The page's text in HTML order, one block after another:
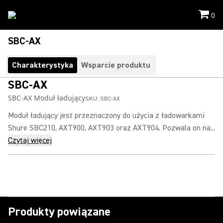
0
SBC-AX
Charakterystyka Wsparcie produktu
SBC-AX
SBC-AX Moduł ładującySKU: SBC-AX
Moduł ładujący jest przeznaczony do użycia z ładowarkami
Shure SBC210, AXT900, AXT903 oraz AXT904. Pozwala on na...
Czytaj więcej
Produkty powiązane